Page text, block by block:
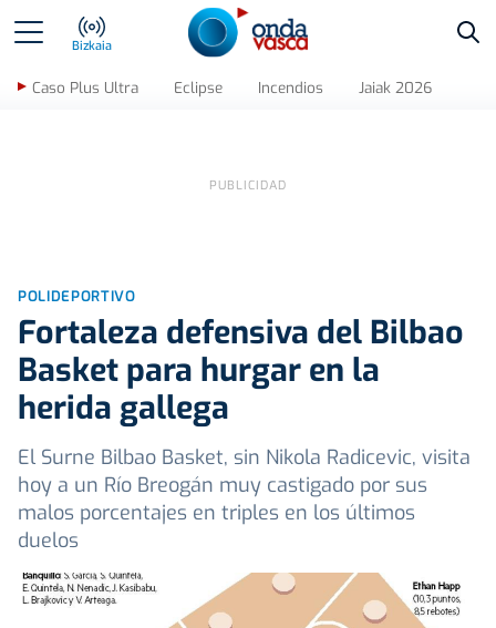
Bizkaia
Caso Plus Ultra Eclipse Incendios Jaiak 2026
POLIDEPORTIVO
Fortaleza defensiva del Bilbao
Basket para hurgar en la
herida gallega
El Surne Bilbao Basket, sin Nikola Radicevic, visita
hoy a un Río Breogán muy castigado por sus
malos porcentajes en triples en los últimos
duelos